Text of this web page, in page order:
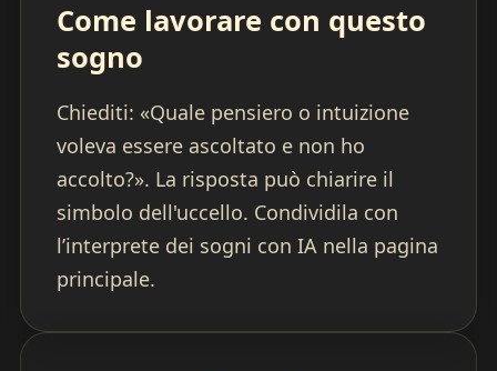
Come lavorare con questo
sogno
Chiediti: «Quale pensiero o intuizione
voleva essere ascoltato e non ho
accolto?». La risposta può chiarire il
simbolo dell'uccello. Condividila con
l’interprete dei sogni con IA nella pagina
principale.